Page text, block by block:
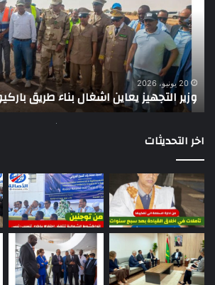
اشغال
بناء
طريق
باركيول-
الصواطه
20 يونيو، 2026
وزير التجهيز يعاين اشغال بناء طريق
اخر التحديثات